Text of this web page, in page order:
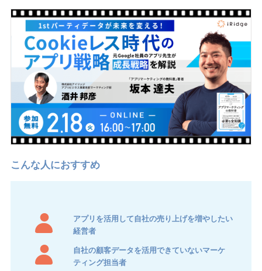
アプリを活用して自社の売り上げを増やしたい
経営者
自社の顧客データを活用できていないマーケ
ティング担当者